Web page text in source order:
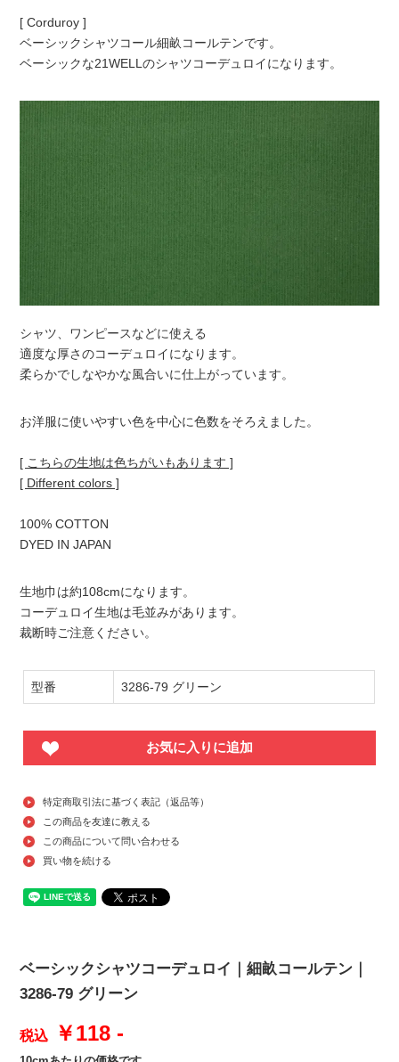
[ Corduroy ]
ベーシックシャツコール細畝コールテンです。
ベーシックな21WELLのシャツコーデュロイになります。
シャツ、ワンピースなどに使える
適度な厚さのコーデュロイになります。
柔らかでしなやかな風合いに仕上がっています。
お洋服に使いやすい色を中心に色数をそろえました。
[ こちらの生地は色ちがいもあります ]
[ Different colors ]
100% COTTON
DYED IN JAPAN
生地巾は約108cmになります。
コーデュロイ生地は毛並みがあります。
裁断時ご注意ください。
型番 3286-79 グリーン
お気に入りに追加
特定商取引法に基づく表記（返品等）
この商品を友達に教える
この商品について問い合わせる
買い物を続ける
ベーシックシャツコーデュロイ｜細畝コールテン｜
3286-79 グリーン
税込 ￥118 -